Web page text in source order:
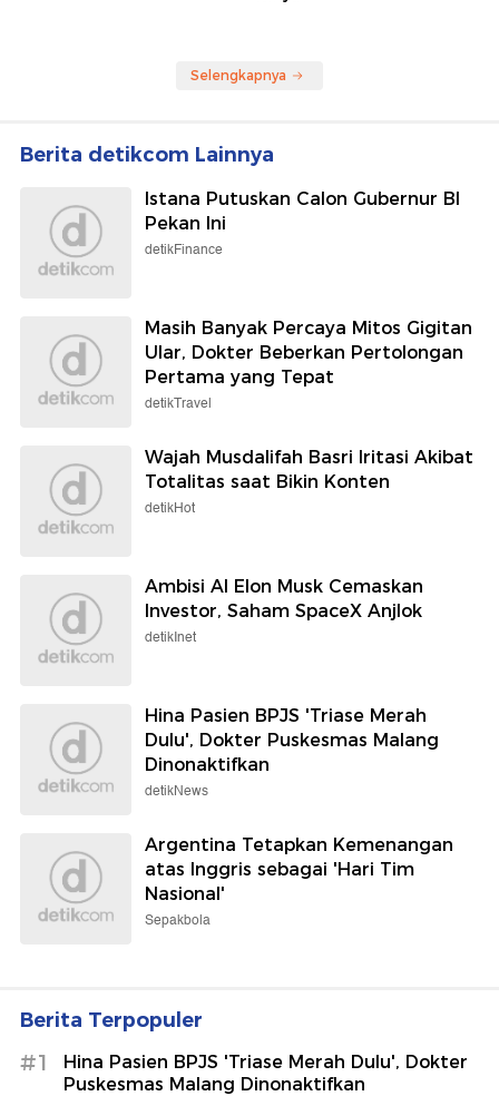
Selengkapnya
Berita detikcom Lainnya
Istana Putuskan Calon Gubernur BI
Pekan Ini
detikFinance
Masih Banyak Percaya Mitos Gigitan
Ular, Dokter Beberkan Pertolongan
Pertama yang Tepat
detikTravel
Wajah Musdalifah Basri Iritasi Akibat
Totalitas saat Bikin Konten
detikHot
Ambisi AI Elon Musk Cemaskan
Investor, Saham SpaceX Anjlok
detikInet
Hina Pasien BPJS 'Triase Merah
Dulu', Dokter Puskesmas Malang
Dinonaktifkan
detikNews
Argentina Tetapkan Kemenangan
atas Inggris sebagai 'Hari Tim
Nasional'
Sepakbola
Berita Terpopuler
#1
Hina Pasien BPJS 'Triase Merah Dulu', Dokter
Puskesmas Malang Dinonaktifkan